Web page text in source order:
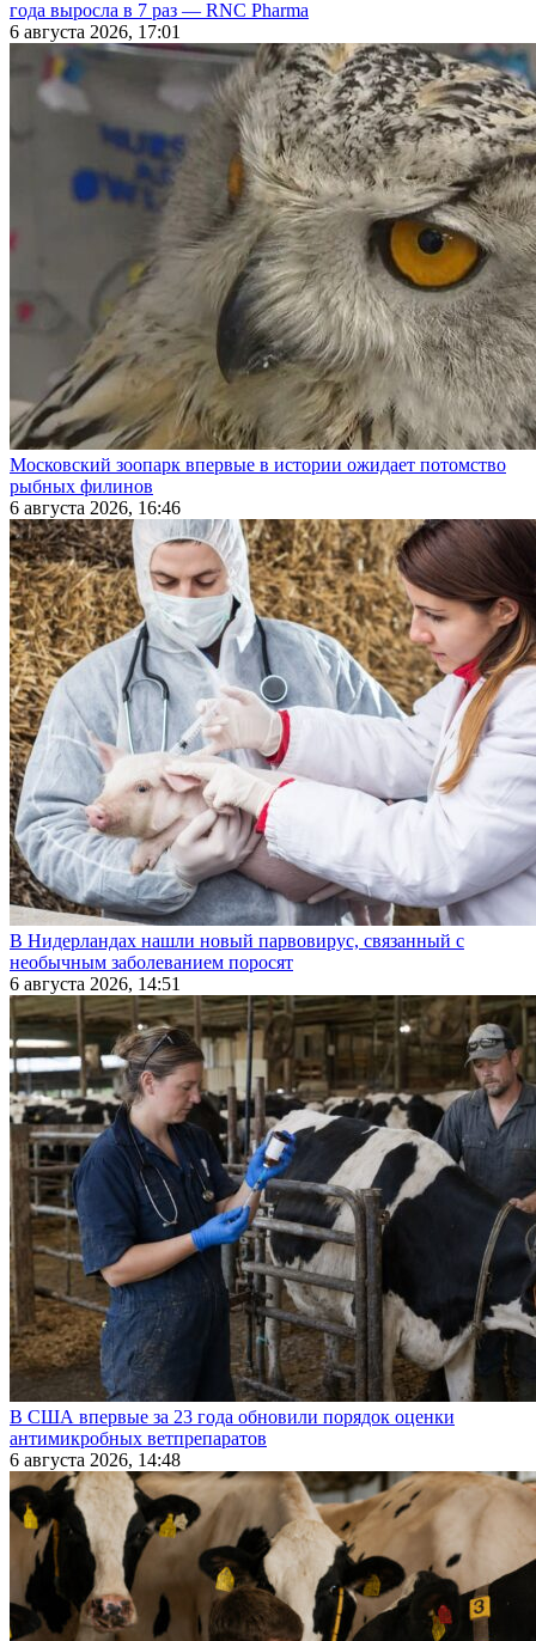
года выросла в 7 раз — RNC Pharma
6 августа 2026, 17:01
Московский зоопарк впервые в истории ожидает потомство
рыбных филинов
6 августа 2026, 16:46
В Нидерландах нашли новый парвовирус, связанный с
необычным заболеванием поросят
6 августа 2026, 14:51
В США впервые за 23 года обновили порядок оценки
антимикробных ветпрепаратов
6 августа 2026, 14:48